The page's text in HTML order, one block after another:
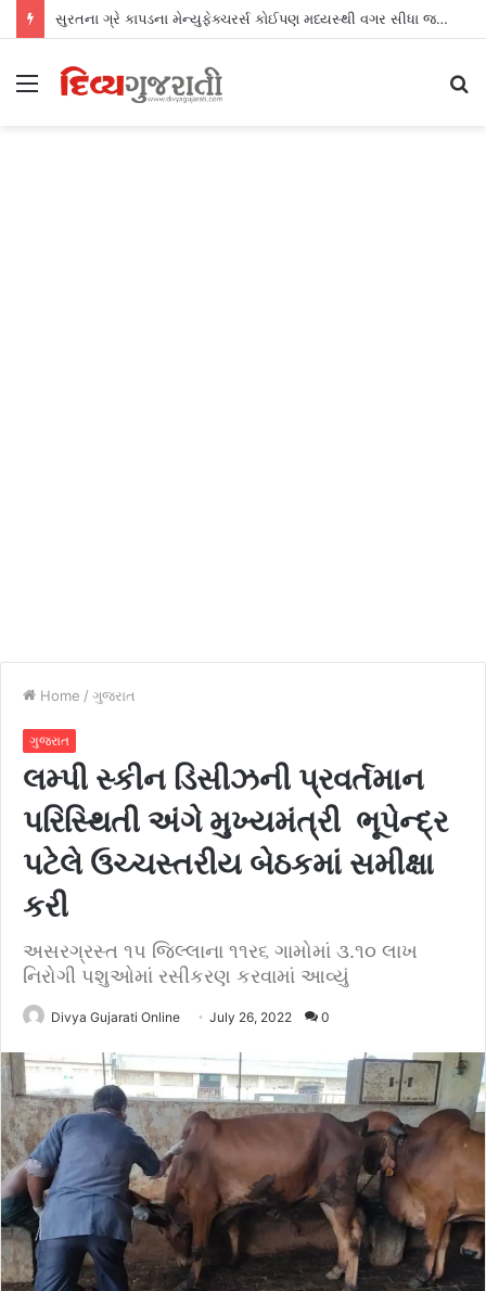
સુરતના ગ્રે કાપડના મેન્યુફેક્ચરર્સ કોઈપણ મધ્યસ્થી વગર સીધા જ શ્રીલંકાના આધુનિક ગારમેન્ટ યુનિટ્સને ફેબ્રિક એક્સપોર્ટ કરી શકશે
Menu
Home / ગુજરાત
ગુજરાત
લમ્પી સ્કીન ડિસીઝની પ્રવર્તમાન
પરિસ્થિતી અંગે મુખ્યમંત્રી ભૂપેન્દ્ર
પટેલે ઉચ્ચસ્તરીય બેઠકમાં સમીક્ષા
કરી
અસરગ્રસ્ત ૧પ જિલ્લાના ૧૧ર૬ ગામોમાં ૩.૧૦ લાખ
નિરોગી પશુઓમાં રસીકરણ કરવામાં આવ્યું
Divya Gujarati Online July 26, 2022 0